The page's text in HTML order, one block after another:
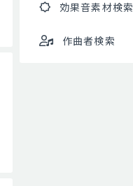
効果音素材検索
作曲者検索